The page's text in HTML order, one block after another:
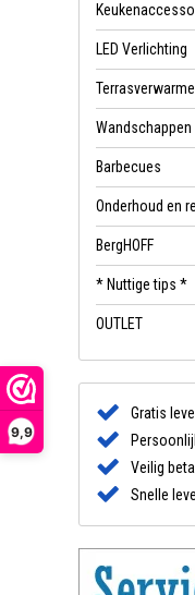
9,9
LED Verlichting
Wandschappen
Barbecues
Onderhoud en
BergHOFF
* Nuttige tips *
OUTLET
Gratis
Veilig
Snelle